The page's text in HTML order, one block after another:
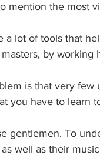
mention the most
a lot of tools that
by working
is that very few
you have to learn
gentlemen. To
well as their